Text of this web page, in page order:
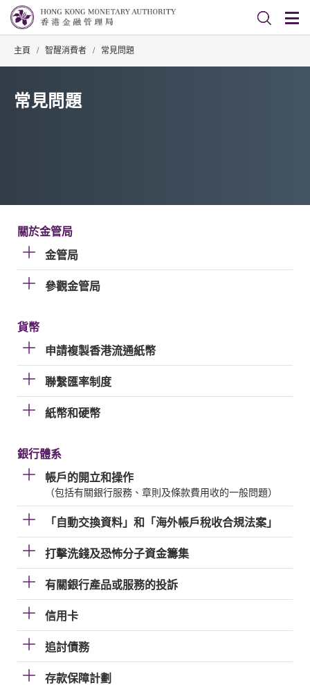
主頁 / 智醒消費者 / 常見問題
常見問題
關於金管局
金管局
參觀金管局
貨幣
申請複製香港流通紙幣
聯繫匯率制度
紙幣和硬幣
銀行體系
帳戶的開立和操作
（包括有關銀行服務、章則及條款費用收的一般問題）
「自動交換資料」和「海外帳戶稅收合規法案」
打擊洗錢及恐怖分子資金籌集
有關銀行產品或服務的投訴
信用卡
追討債務
存款保障計劃